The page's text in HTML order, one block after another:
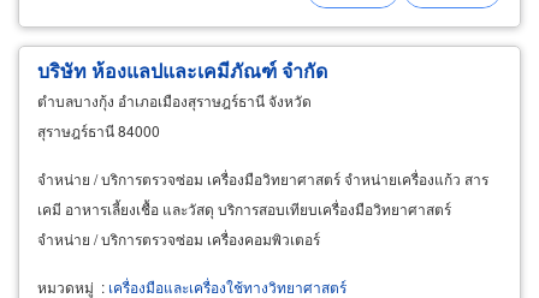
บริษัท ห้องแลปและเคมีภัณฑ์ จำกัด
ตำบลบางกุ้ง อำเภอเมืองสุราษฎร์ธานี จังหวัด
สุราษฎร์ธานี 84000
จำหน่าย / บริการตรวจซ่อม เครื่องมือวิทยาศาสตร์ จำหน่ายเครื่องแก้ว สาร
เคมี อาหารเลี้ยงเชื้อ และวัสดุ บริการสอบเทียบเครื่องมือวิทยาศาสตร์
จำหน่าย / บริการตรวจซ่อม เครื่องคอมพิวเตอร์
หมวดหมู่ : เครื่องมือและเครื่องใช้ทางวิทยาศาสตร์